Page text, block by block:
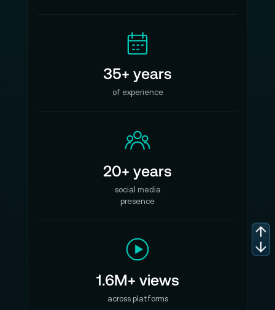
35+ years
of experience
20+ years
social media
presence
1.6M+ views
across platforms